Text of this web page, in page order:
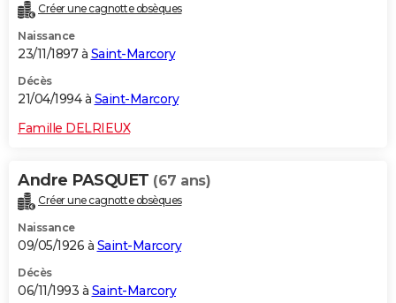
Créer une cagnotte obsèques
Naissance
23/11/1897 à Saint-Marcory
Décès
21/04/1994 à Saint-Marcory
Famille DELRIEUX
Andre PASQUET (67 ans)
Créer une cagnotte obsèques
Naissance
09/05/1926 à Saint-Marcory
Décès
06/11/1993 à Saint-Marcory